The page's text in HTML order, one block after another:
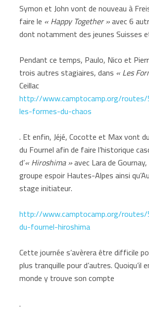
Symon et John vont de nouveau à
faire le « Happy Together »avec 6
dont notamment des jeunes Suisses
Pendant ce temps, Paulo, Nico et
trois autres stagiaires, dans « Les
Ceillac
http://www.camptocamp.org/
les-formes-du-chaos
. Et enfin, Jéjé, Cocotte et Max vont
du Fournel afin de faire l’historique
d’« Hiroshima »avec Lara de
groupe espoir Hautes-Alpes ainsi
stage initiateur.
http://www.camptocamp.org/
du-fournel-hiroshima
Cette journée s’avèrera être difficile
plus tranquille pour d’autres.
monde y trouve son compte
.